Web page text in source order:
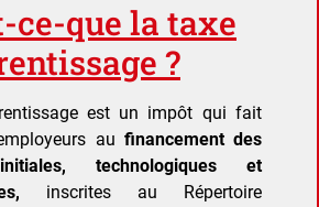
ce-que la taxe
?
est un impôt qui fait
au financement des
technologiques et
inscrites au Répertoire